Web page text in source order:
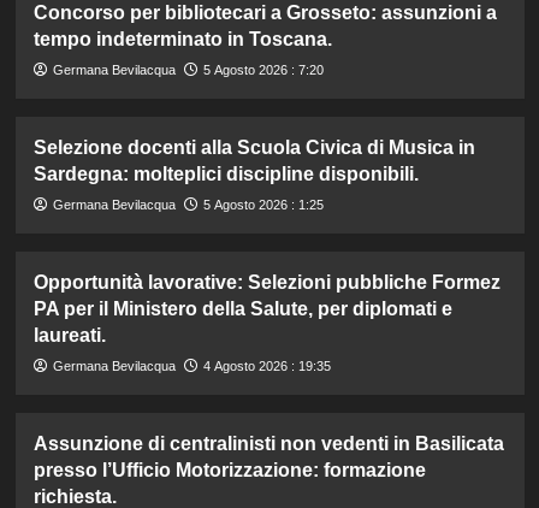
Concorso per bibliotecari a Grosseto: assunzioni a
tempo indeterminato in Toscana.
Germana Bevilacqua 5 Agosto 2026 : 7:20
Selezione docenti alla Scuola Civica di Musica in
Sardegna: molteplici discipline disponibili.
Germana Bevilacqua 5 Agosto 2026 : 1:25
Opportunità lavorative: Selezioni pubbliche Formez
PA per il Ministero della Salute, per diplomati e
laureati.
Germana Bevilacqua 4 Agosto 2026 : 19:35
Assunzione di centralinisti non vedenti in Basilicata
presso l’Ufficio Motorizzazione: formazione
richiesta.